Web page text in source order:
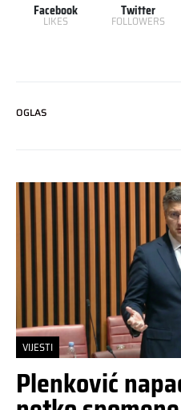
Facebook
LIKES
Twitter
FOLLOWERS
OGLAS
VIJESTI
Plenković